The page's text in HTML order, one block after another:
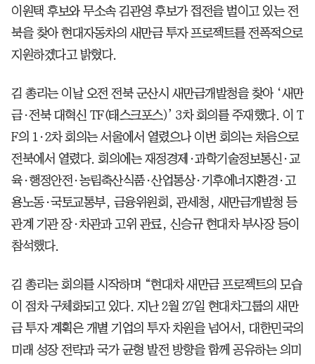
이원택 후보와 무소속 김관영 후보가 접전을 벌이고 있는 전
북을 찾아 현대자동차의 새만금 투자 프로젝트를 전폭적으로
지원하겠다고 밝혔다.
김 총리는 이날 오전 전북 군산시 새만금개발청을 찾아 ‘새만
금·전북 대혁신 TF(태스크포스)’ 3차 회의를 주재했다. 이 T
F의 1·2차 회의는 서울에서 열렸으나 이번 회의는 처음으로
전북에서 열렸다. 회의에는 재정경제·과학기술정보통신·교
육·행정안전·농림축산식품·산업통상·기후에너지환경·고
용노동·국토교통부, 금융위원회, 관세청, 새만금개발청 등
관계 기관 장·차관과 고위 관료, 신승규 현대차 부사장 등이
참석했다.
김 총리는 회의를 시작하며 “현대차 새만금 프로젝트의 모습
이 점차 구체화되고 있다. 지난 2월 27일 현대차그룹의 새만
금 투자 계획은 개별 기업의 투자 차원을 넘어서, 대한민국의
미래 성장 전략과 국가 균형 발전 방향을 함께 공유하는 의미